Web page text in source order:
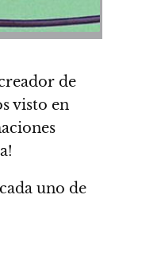
de
visto en
uno de